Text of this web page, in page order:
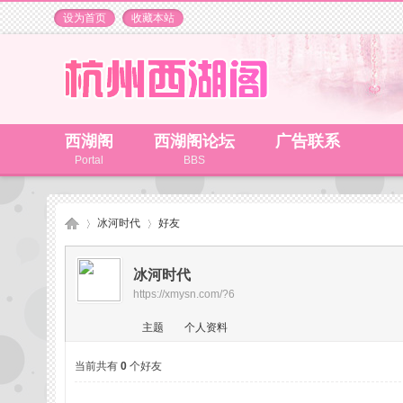
设为首页 收藏本站
西湖阁
Portal
西湖阁论坛
BBS
广告联系
›
冰河时代
›
好友
冰河时代
https://xmysn.com/?6
主题 个人资料
当前共有 0 个好友